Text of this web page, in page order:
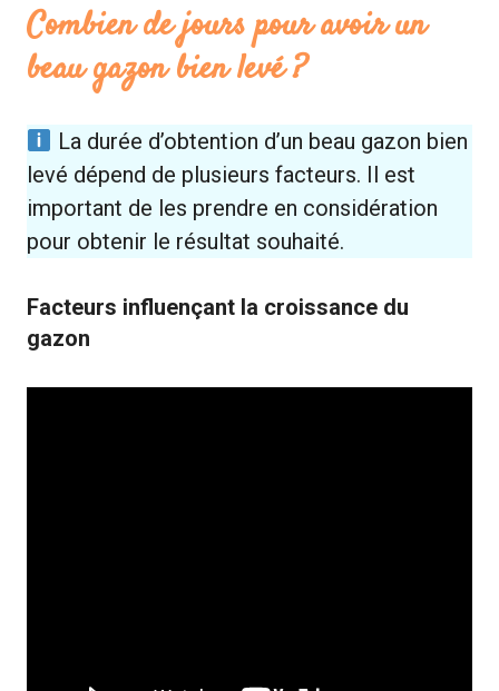
Combien de jours pour avoir un
beau gazon bien levé ?
La durée d’obtention d’un beau gazon bien
levé dépend de plusieurs facteurs. Il est
important de les prendre en considération
pour obtenir le résultat souhaité.
Facteurs influençant la croissance du
gazon